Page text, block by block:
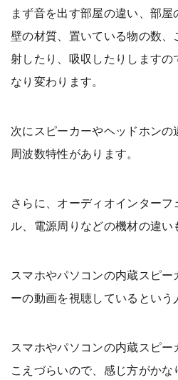
まず音を出す部屋の違い、部屋
壁の材質、置いている物の数
射したり、吸収したりします
なり変わります。
次にスピーカーやヘッドホンの
周波数特性があります。
さらに、オーディオインター
ル、電源周りなどの機材の違い
スマホやパソコンの内蔵スピ
ーの動画を視聴しているという
スマホやパソコンの内蔵スピ
こえづらいので、感じ方がかな